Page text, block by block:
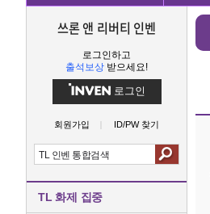
쓰론 앤 리버티 인벤
로그인하고
출석보상 받으세요!
로그인
회원가입 ID/PW 찾기
TL 화제 집중